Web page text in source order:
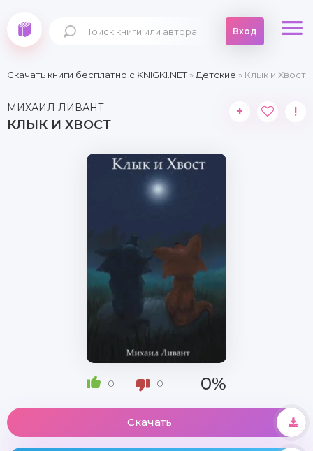
Вход
Скачать книги бесплатно c KNIGKI.NET» Детские » Клык и Хвост
МИХАИЛ ЛИВАНТ
КЛЫК И ХВОСТ
+ !
0 0 0%
Скачать